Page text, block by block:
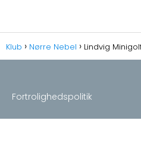
Klub Nørre Nebel Lindvig
Fortrolighedspolitik